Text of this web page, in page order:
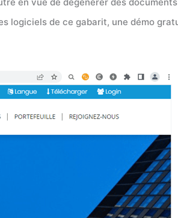
logiciels de ce gabarit, une démo